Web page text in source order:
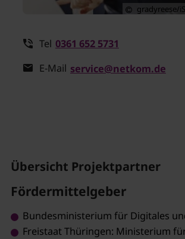
gradyreese/
Tel 0361 652 5731
E-Mail service@netkom.de
Übersicht Projektpartner
Fördermittelgeber
Bundesministerium für Digitales
Freistaat Thüringen: Ministerium